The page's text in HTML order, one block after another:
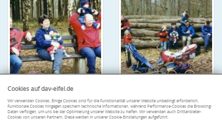
Cookies auf dav-eifel.de
Wir verwenden Cookies. Einige Cookies sind für die Funktionalität unserer Website unbedingt erforderlich.
Funktionale Cookies hingegen speichern technische Informationen, während Performance-Cookies die Browsing-
Daten verfolgen, um uns bei der Optimierung unserer Website zu helfen. Wir verwenden auch Drittanbieter-
Cookies von unseren Partnern. Diese werden in unserer Cookie-Einstellungen aufgeführt.